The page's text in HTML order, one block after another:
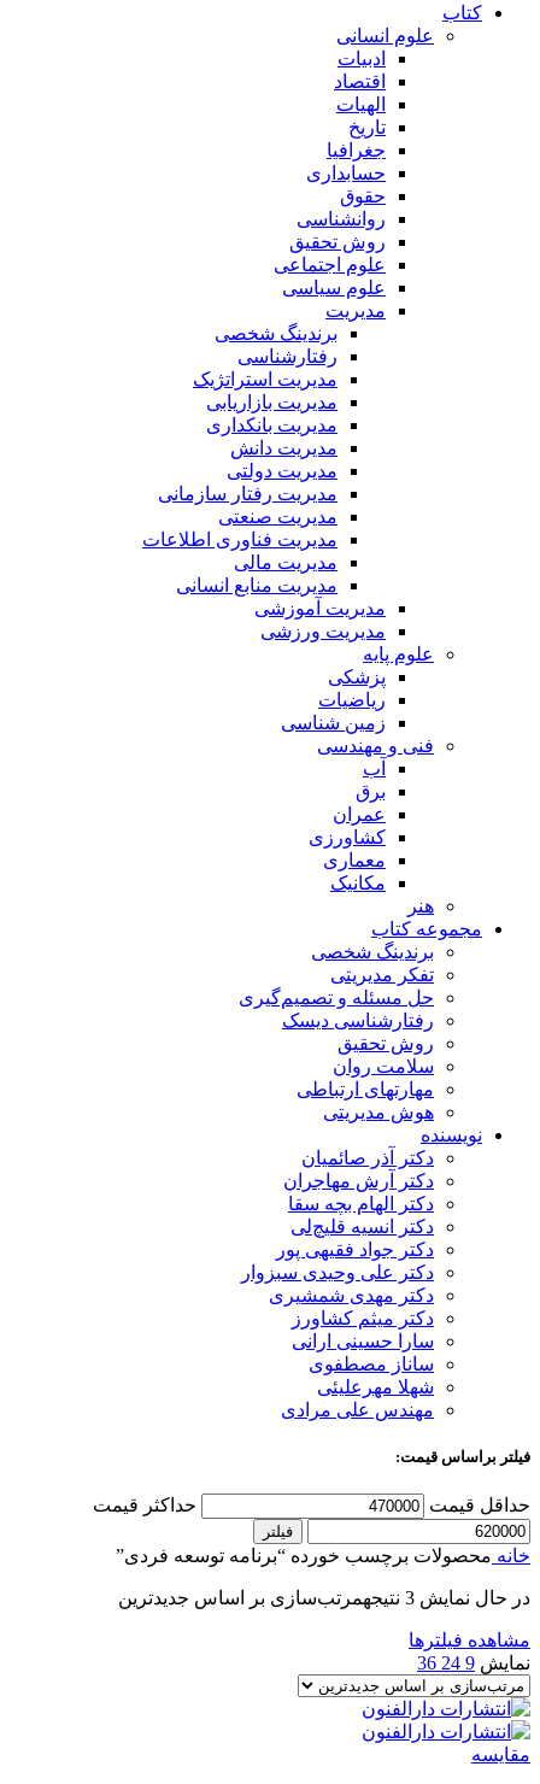
کتاب
علوم انسانی
ادبیات
اقتصاد
الهیات
تاریخ
جغرافیا
حسابداری
حقوق
روانشناسی
روش تحقیق
علوم اجتماعی
علوم سیاسی
مدیریت
برندینگ شخصی
رفتارشناسی
مدیریت استراتژیک
مدیریت بازاریابی
مدیریت بانکداری
مدیریت دانش
مدیریت دولتی
مدیریت رفتار سازمانی
مدیریت صنعتی
مدیریت فناوری اطلاعات
مدیریت مالی
مدیریت منابع انسانی
مدیریت آموزشی
مدیریت ورزشی
علوم پایه
پزشکی
ریاضیات
زمین شناسی
فنی و مهندسی
آب
برق
عمران
کشاورزی
معماری
مکانیک
هنر
مجموعه کتاب
برندینگ شخصی
تفکر مدیریتی
حل مسئله و تصمیم‌گیری
رفتارشناسی دیسک
روش تحقیق
سلامت روان
مهارتهای ارتباطی
هوش مدیریتی
نویسنده
دکتر آذر صائمیان
دکتر آرش مهاجران
دکتر الهام بچه سقا
دکتر انسیه قلیچ‌لی
دکتر جواد فقیهی پور
دکتر علی وحیدی سبزوار
دکتر مهدی شمشیری
دکتر میثم کشاورز
سارا حسینی ارانی
ساناز مصطفوی
شهلا مهرعلیئی
مهندس علی مرادی
فیلتر براساس قیمت:
حداقل قیمت حداکثر قیمت
فیلتر
خانه محصولات برچسب خورده “برنامه توسعه فردی”
در حال نمایش 3 نتیجه مرتب‌سازی بر اساس جدیدترین
مشاهده فیلترها
نمایش 9
24
36
مقایسه